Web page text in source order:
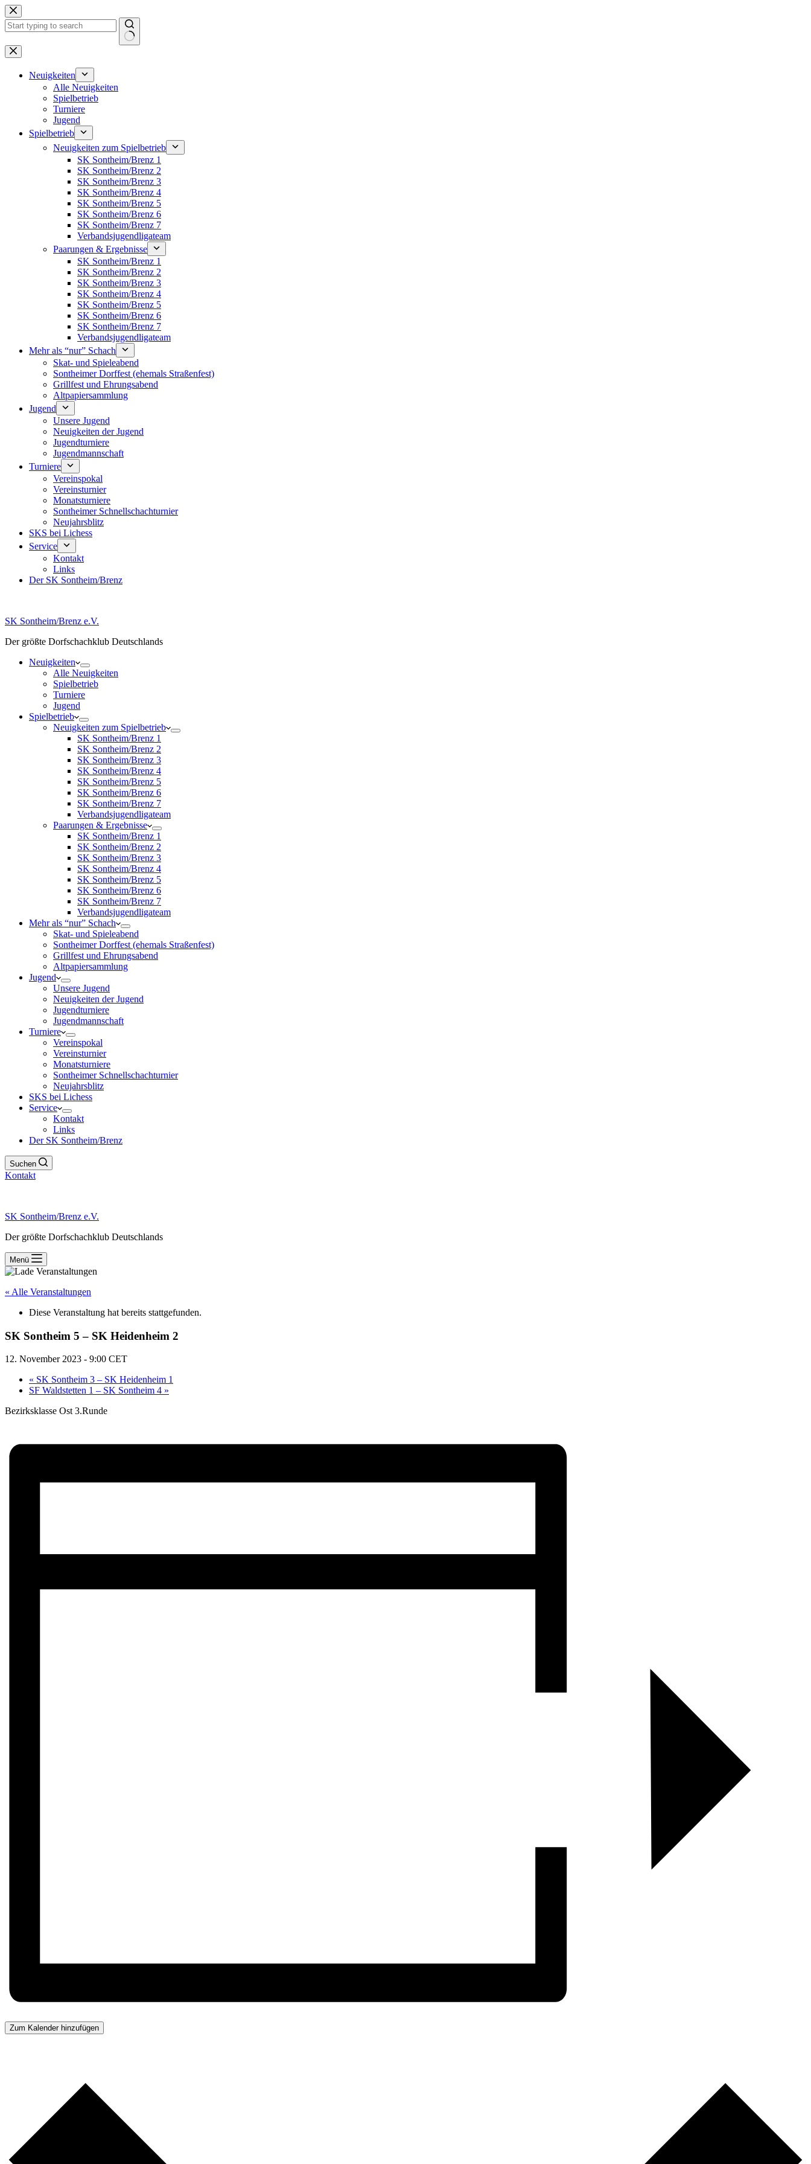
Zum
Inhalt
springen
Keine
Ergebnisse
Neuigkeiten
Alle Neuigkeiten
Spielbetrieb
Turniere
Jugend
Spielbetrieb
Neuigkeiten zum Spielbetrieb
SK Sontheim/Brenz 1
SK Sontheim/Brenz 2
SK Sontheim/Brenz 3
SK Sontheim/Brenz 4
SK Sontheim/Brenz 5
SK Sontheim/Brenz 6
SK Sontheim/Brenz 7
Verbandsjugendligateam
Paarungen & Ergebnisse
SK Sontheim/Brenz 1
SK Sontheim/Brenz 2
SK Sontheim/Brenz 3
SK Sontheim/Brenz 4
SK Sontheim/Brenz 5
SK Sontheim/Brenz 6
SK Sontheim/Brenz 7
Verbandsjugendligateam
Mehr als “nur” Schach
Skat- und Spieleabend
Sontheimer Dorffest (ehemals Straßenfest)
Grillfest und Ehrungsabend
Altpapiersammlung
Jugend
Unsere Jugend
Neuigkeiten der Jugend
Jugendturniere
Jugendmannschaft
Turniere
Vereinspokal
Vereinsturnier
Monatsturniere
Sontheimer Schnellschachturnier
Neujahrsblitz
SKS bei Lichess
Service
Kontakt
Links
Der SK Sontheim/Brenz
SK Sontheim/Brenz e.V.
Der größte Dorfschachklub Deutschlands
Neuigkeiten
Alle Neuigkeiten
Spielbetrieb
Turniere
Jugend
Spielbetrieb
Neuigkeiten zum Spielbetrieb
SK Sontheim/Brenz 1
SK Sontheim/Brenz 2
SK Sontheim/Brenz 3
SK Sontheim/Brenz 4
SK Sontheim/Brenz 5
SK Sontheim/Brenz 6
SK Sontheim/Brenz 7
Verbandsjugendligateam
Paarungen & Ergebnisse
SK Sontheim/Brenz 1
SK Sontheim/Brenz 2
SK Sontheim/Brenz 3
SK Sontheim/Brenz 4
SK Sontheim/Brenz 5
SK Sontheim/Brenz 6
SK Sontheim/Brenz 7
Verbandsjugendligateam
Mehr als “nur” Schach
Skat- und Spieleabend
Sontheimer Dorffest (ehemals Straßenfest)
Grillfest und Ehrungsabend
Altpapiersammlung
Jugend
Unsere Jugend
Neuigkeiten der Jugend
Jugendturniere
Jugendmannschaft
Turniere
Vereinspokal
Vereinsturnier
Monatsturniere
Sontheimer Schnellschachturnier
Neujahrsblitz
SKS bei Lichess
Service
Kontakt
Links
Der SK Sontheim/Brenz
Suchen
Kontakt
SK Sontheim/Brenz e.V.
Der größte Dorfschachklub Deutschlands
Menü
« Alle Veranstaltungen
Diese Veranstaltung hat bereits stattgefunden.
SK Sontheim 5 – SK Heidenheim 2
12. November 2023 - 9:00 CET
« SK Sontheim 3 – SK Heidenheim 1
SF Waldstetten 1 – SK Sontheim 4 »
Bezirksklasse Ost 3.Runde
Zum Kalender hinzufügen